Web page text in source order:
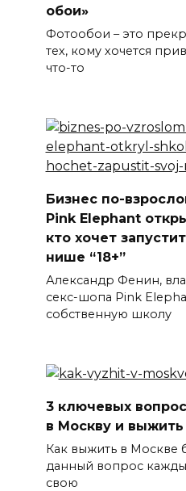
обои»
Фотообои – это
тех, кому хочется
что-то
Бизнес по-
Pink Elephant
кто хочет
нише “18+”
Александр Фенин,
секс-шопа Pink
собственную школу
3 ключевых
в Москву и выжить
Как выжить в Москве
данный вопрос
свою